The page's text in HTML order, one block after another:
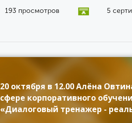
193 просмотров 5
20 октября в 12.00 Алёна
сфере корпоративного
«Диалоговый тренажер -